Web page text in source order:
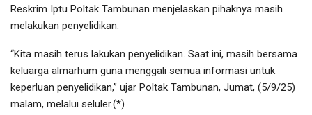
Reskrim Iptu Poltak Tambunan menjelaskan pihaknya masih
melakukan penyelidikan.
“Kita masih terus lakukan penyelidikan. Saat ini, masih bersama
keluarga almarhum guna menggali semua informasi untuk
keperluan penyelidikan,” ujar Poltak Tambunan, Jumat, (5/9/25)
malam, melalui seluler.(*)